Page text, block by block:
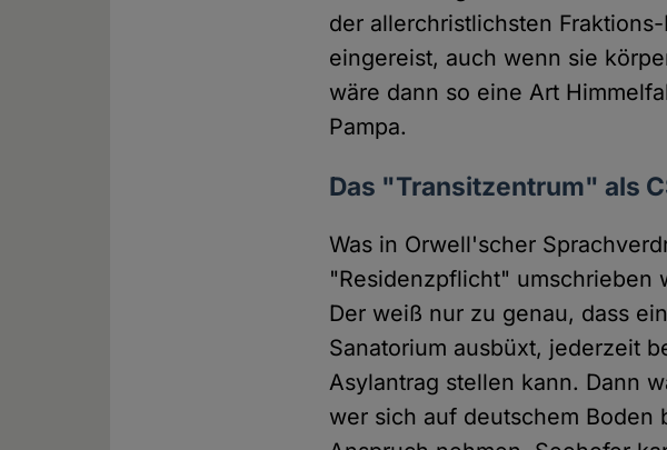
der allerchristlichsten
eingereist, auch wenn sie
wäre dann so eine Art
Pampa.
Das "Transitzentrum" als
Was in Orwell'scher
"Residenzpflicht" umschrieben
Der weiß nur zu genau, dass
Sanatorium ausbüxt, jederzeit
Asylantrag stellen kann. Dann
wer sich auf deutschem Boden